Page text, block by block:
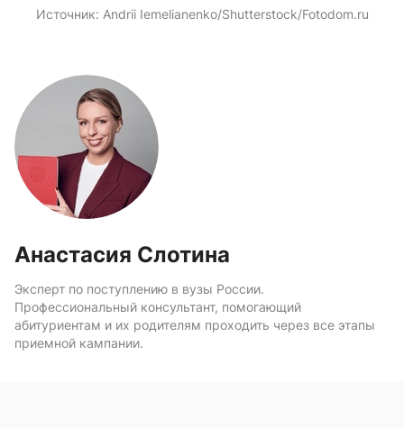
Источник: Andrii Iemelianenko/Shutterstock/Fotodom.ru
Анастасия Слотина
Эксперт по поступлению в вузы России.
Профессиональный консультант, помогающий
абитуриентам и их родителям проходить через все этапы
приемной кампании.